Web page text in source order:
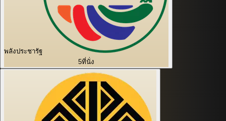
พลังประชารัฐ
5ที่นั่ง